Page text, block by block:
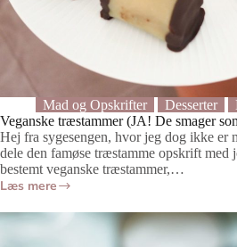
Mad og Opskrifter Desserter
Veganske træstammer (JA! De smager
Hej fra sygesengen, hvor jeg dog ikke er
dele den famøse træstamme opskrift med
bestemt veganske træstammer,…
Læs mere
Veganske
træstammer